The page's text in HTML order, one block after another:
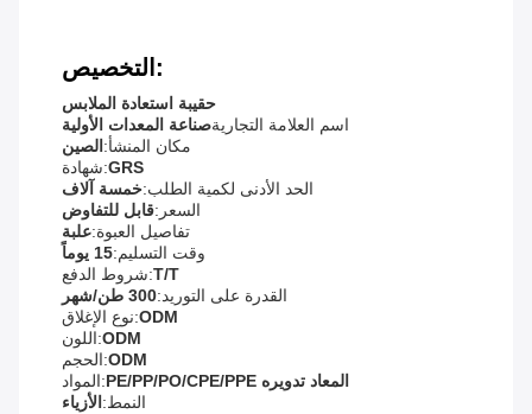
التخصيص:
حقيبة استعادة الملابس
اسم العلامة التجاريةصناعة المعدات الأولية
مكان المنشأ: الصين
شهادة:GRS
الحد الأدنى لكمية الطلب:خمسة آلاف
السعر:قابل للتفاوض
تفاصيل العبوة:علبة
وقت التسليم:15 يوماً
شروط الدفع:T/T
القدرة على التوريد:300 طن/شهر
نوع الإغلاق:ODM
اللون:ODM
الحجم:ODM
المواد:
PE/PP/PO/CPE/PPE المعاد تدويره
النمط: الأزياء